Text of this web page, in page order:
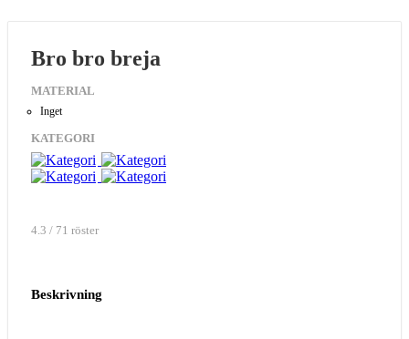
Bro bro breja
MATERIAL
Inget
KATEGORI
4.3 / 71 röster
Beskrivning